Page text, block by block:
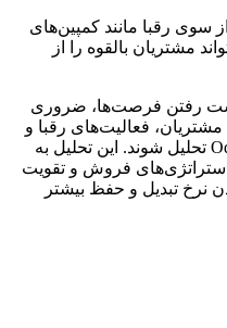
سوی رقبا مانند کمپین‌های
مشتریان بالقوه را از
رفتن فرصت‌ها، ضروری
فعالیت‌های رقبا و
روندهای بازار به‌طور مؤثر در Odoo 17 تحلیل شوند. این تحلیل به
فروش و تقویت
نرخ تبدیل و حفظ بیشتر